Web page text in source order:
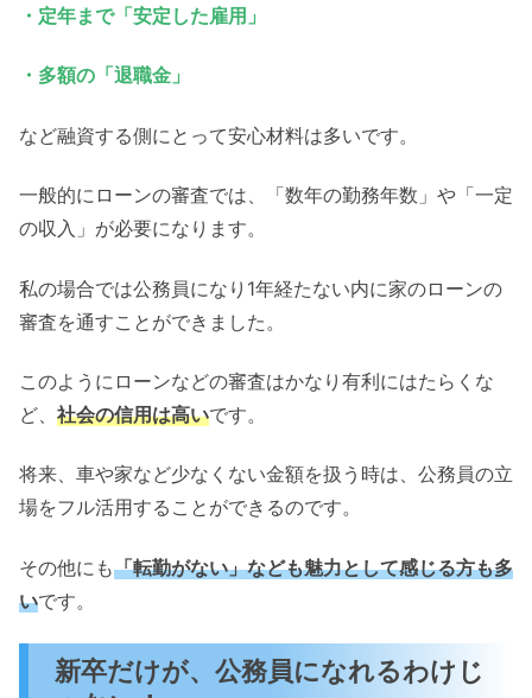
・定年まで「安定した雇用」
・多額の「退職金」
など融資する側にとって安心材料は多いです。
一般的にローンの審査では、「数年の勤務年数」や「一定
の収入」が必要になります。
私の場合では公務員になり1年経たない内に家のローンの
審査を通すことができました。
このようにローンなどの審査はかなり有利にはたらくな
ど、 社会の信用は高いです。
将来、車や家など少なくない金額を扱う時は、公務員の立
場をフル活用することができるのです。
その他にも「転勤がない」なども魅力として感じる方も多
いです。
新卒だけが、公務員になれるわけじ